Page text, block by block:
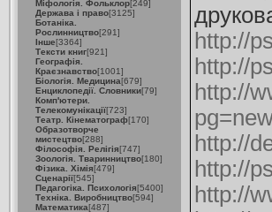
Міфологія. Фольклор[249]
Держава і право[3125]
Ботаніка.
Рослинництво[291]
Інше[3364]
Тексти книг[921]
Географія.
Краєзнавство[1001]
Біологія. Медицина[679]
Енциклопедії. Словники[79]
Комп'ютери.
Телекомунікації[723]
Театр. Кінематограф[170]
Образотворче
мистецтво[288]
Філософія. Релігія[747]
Зоологія. Тваринництво[180]
Фізика. Хімія[479]
Сценарії[545]
Педагогіка. Психологія[5400]
Техніка. Виробництво[594]
Математика[487]
http://
http://
http://
http://
http://
http://